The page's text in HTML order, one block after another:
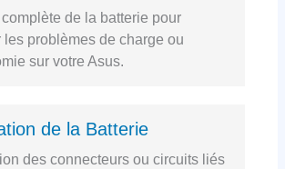
de la batterie pour
les problèmes de charge ou
sur votre Asus.
de la Batterie
des connecteurs ou circuits liés